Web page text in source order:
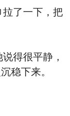
了一下，把
得很平静，
稳下来。